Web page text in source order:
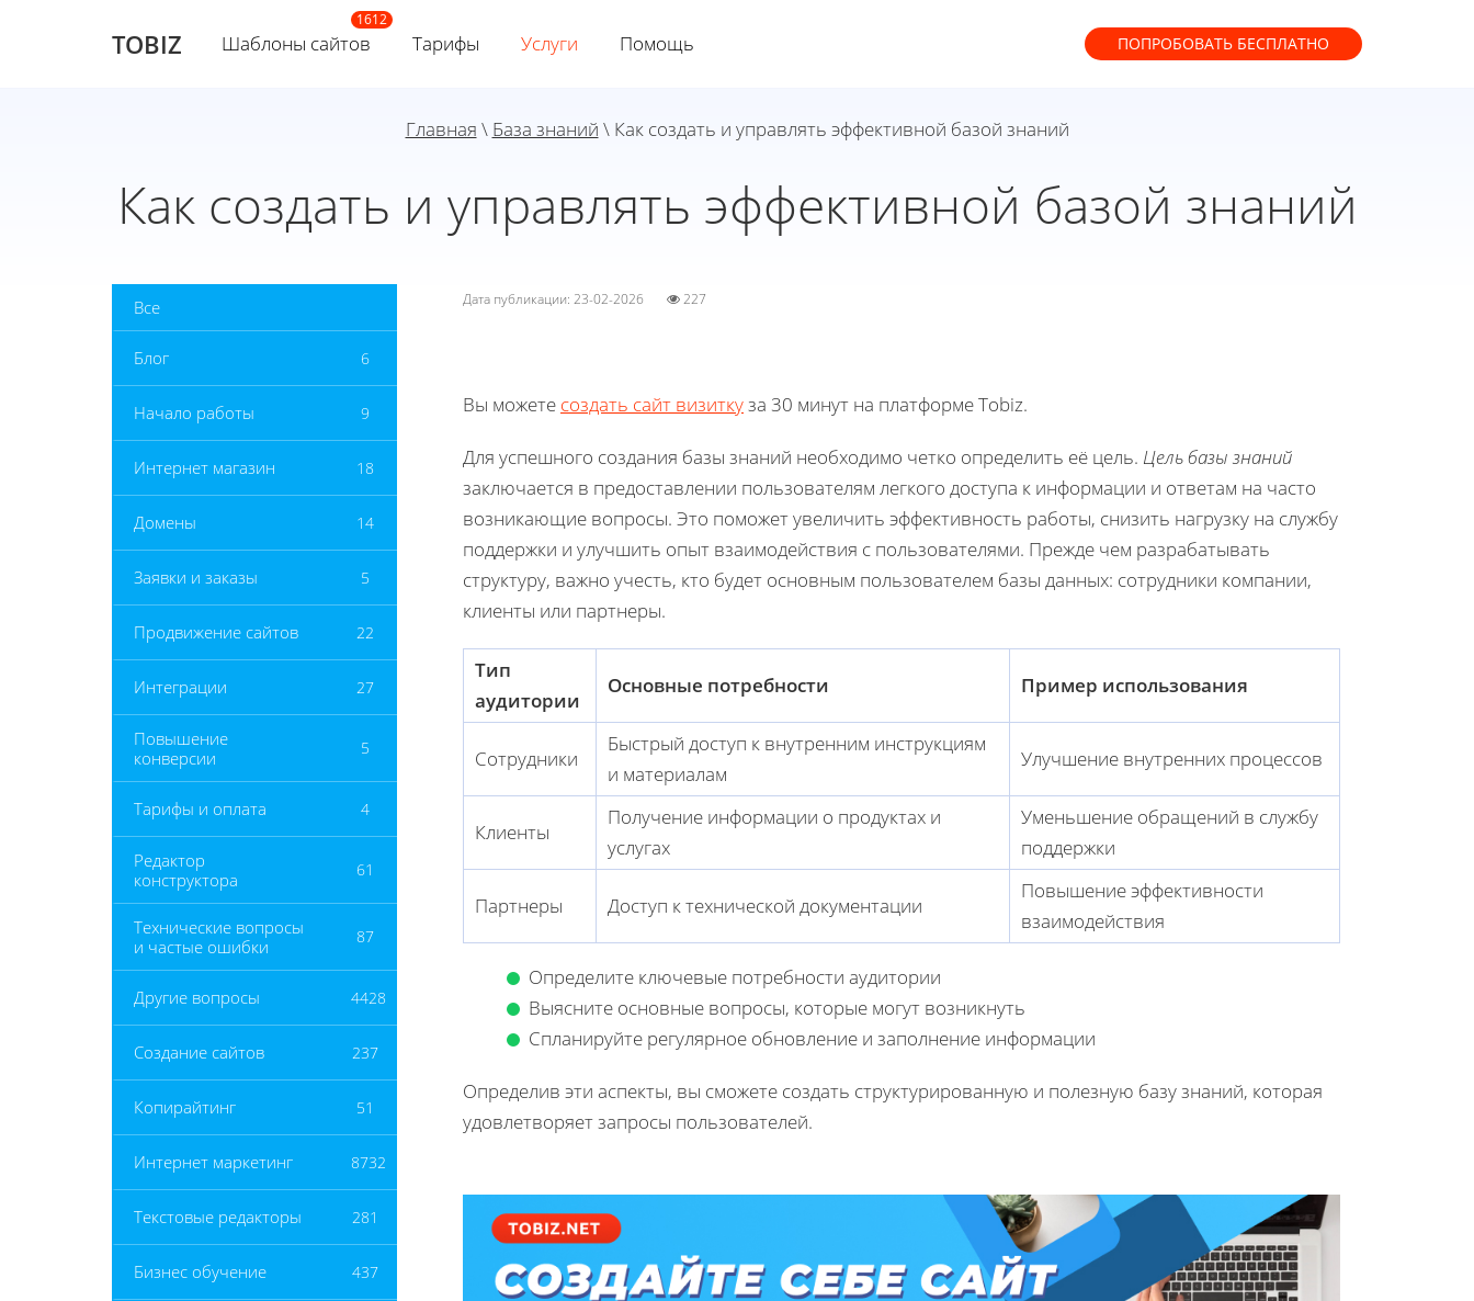
TOBIZ Шаблоны сайтов Тарифы Услуги Помощь ПОПРОБОВАТЬ БЕСПЛАТНО
Главная \ База знаний \ Как создать и управлять эффективной базой знаний
Как создать и управлять эффективной базой знаний
Все
Блог 6
Начало работы 9
Интернет магазин 18
Домены 14
Заявки и заказы 5
Продвижение сайтов 22
Интеграции 27
Повышение
конверсии
5
Тарифы и оплата 4
Редактор
конструктора
61
Технические вопросы
и частые ошибки
87
Другие вопросы 4428
Создание сайтов 237
Копирайтинг 51
Интернет маркетинг 8732
Текстовые редакторы 281
Бизнес обучение 437
Дата публикации: 23-02-2026 227
Вы можете создать сайт визиткуза 30 минут на платформе Tobiz.
Для успешного создания базы знаний необходимо четко определить её цель. Цель базы знаний
заключается в предоставлении пользователям легкого доступа к информации и ответам на часто
возникающие вопросы. Это поможет увеличить эффективность работы, снизить нагрузку на службу
поддержки и улучшить опыт взаимодействия с пользователями. Прежде чем разрабатывать
структуру, важно учесть, кто будет основным пользователем базы данных: сотрудники компании,
клиенты или партнеры.
Тип
аудитории
Основные потребности Пример использования
Сотрудники
Быстрый доступ к внутренним инструкциям
и материалам
Улучшение внутренних процессов
Клиенты
Получение информации о продуктах и
услугах
Уменьшение обращений в службу
поддержки
Партнеры Доступ к технической документации
Повышение эффективности
взаимодействия
Определите ключевые потребности аудитории
Выясните основные вопросы, которые могут возникнуть
Спланируйте регулярное обновление и заполнение информации
Определив эти аспекты, вы сможете создать структурированную и полезную базу знаний, которая
удовлетворяет запросы пользователей.